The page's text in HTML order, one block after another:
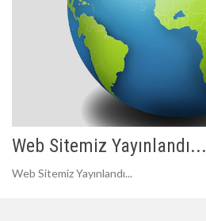
Web Sitemiz Yayınlandı...
Web Sitemiz Yayınlandı...